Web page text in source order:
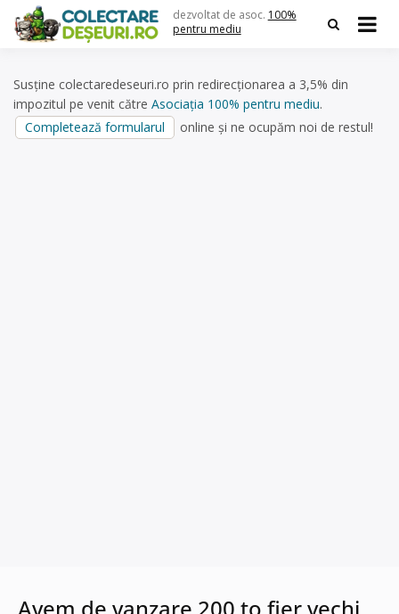
content
dezvoltat de asoc. 100%
pentru mediu
Susține colectaredeseuri.ro prin redirecționarea a 3,5% din
impozitul pe venit către Asociația 100% pentru mediu.
Completează formularul
online și ne ocupăm noi de restul!